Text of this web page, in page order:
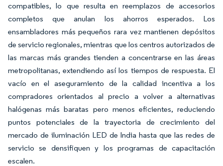
compatibles, lo que resulta en reemplazos de accesorios
completos que anulan los ahorros esperados. Los
ensambladores más pequeños rara vez mantienen depósitos
de servicio regionales, mientras que los centros autorizados de
las marcas más grandes tienden a concentrarse en las áreas
metropolitanas, extendiendo así los tiempos de respuesta. El
vacío en el aseguramiento de la calidad incentiva a los
compradores orientados al precio a volver a alternativas
halógenas más baratas pero menos eficientes, reduciendo
puntos potenciales de la trayectoria de crecimiento del
mercado de iluminación LED de India hasta que las redes de
servicio se densifiquen y los programas de capacitación
escalen.